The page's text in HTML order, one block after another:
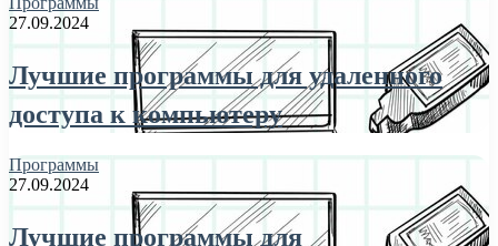
27.09.2024
Лучшие программы для удаленного
доступа к компьютеру
Программы
27.09.2024
Лучшие программы для